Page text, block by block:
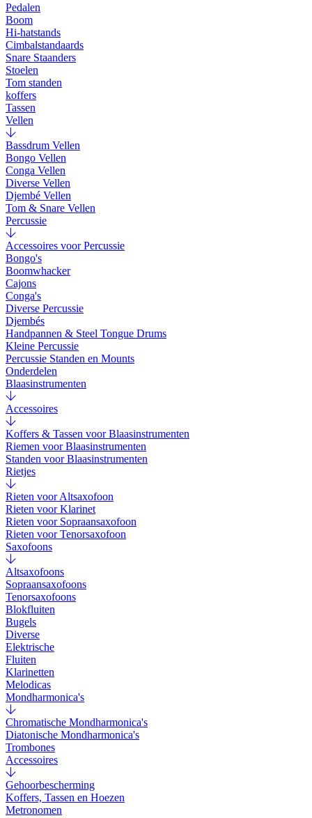
Pedalen
Boom
Hi-hatstands
Cimbalstandaards
Snare Staanders
Stoelen
Tom standen
koffers
Tassen
Vellen
Bassdrum Vellen
Bongo Vellen
Conga Vellen
Diverse Vellen
Djembé Vellen
Tom & Snare Vellen
Percussie
Accessoires voor Percussie
Bongo's
Boomwhacker
Cajons
Conga's
Diverse Percussie
Djembés
Handpannen & Steel Tongue Drums
Kleine Percussie
Percussie Standen en Mounts
Onderdelen
Blaasinstrumenten
Accessoires
Koffers & Tassen voor Blaasinstrumenten
Riemen voor Blaasinstrumenten
Standen voor Blaasinstrumenten
Rietjes
Rieten voor Altsaxofoon
Rieten voor Klarinet
Rieten voor Sopraansaxofoon
Rieten voor Tenorsaxofoon
Saxofoons
Altsaxofoons
Sopraansaxofoons
Tenorsaxofoons
Blokfluiten
Bugels
Diverse
Elektrische
Fluiten
Klarinetten
Melodicas
Mondharmonica's
Chromatische Mondharmonica's
Diatonische Mondharmonica's
Trombones
Accessoires
Gehoorbescherming
Koffers, Tassen en Hoezen
Metronomen